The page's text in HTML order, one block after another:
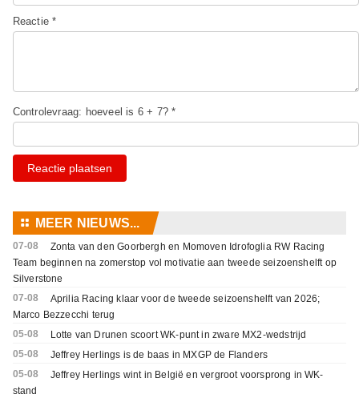
Reactie *
Controlevraag: hoeveel is 6 + 7? *
Reactie plaatsen
⚏ MEER NIEUWS...
07-08
Zonta van den Goorbergh en Momoven Idrofoglia RW Racing
Team beginnen na zomerstop vol motivatie aan tweede seizoenshelft op
Silverstone
07-08
Aprilia Racing klaar voor de tweede seizoenshelft van 2026;
Marco Bezzecchi terug
05-08
Lotte van Drunen scoort WK-punt in zware MX2-wedstrijd
05-08
Jeffrey Herlings is de baas in MXGP de Flanders
05-08
Jeffrey Herlings wint in België en vergroot voorsprong in WK-
stand